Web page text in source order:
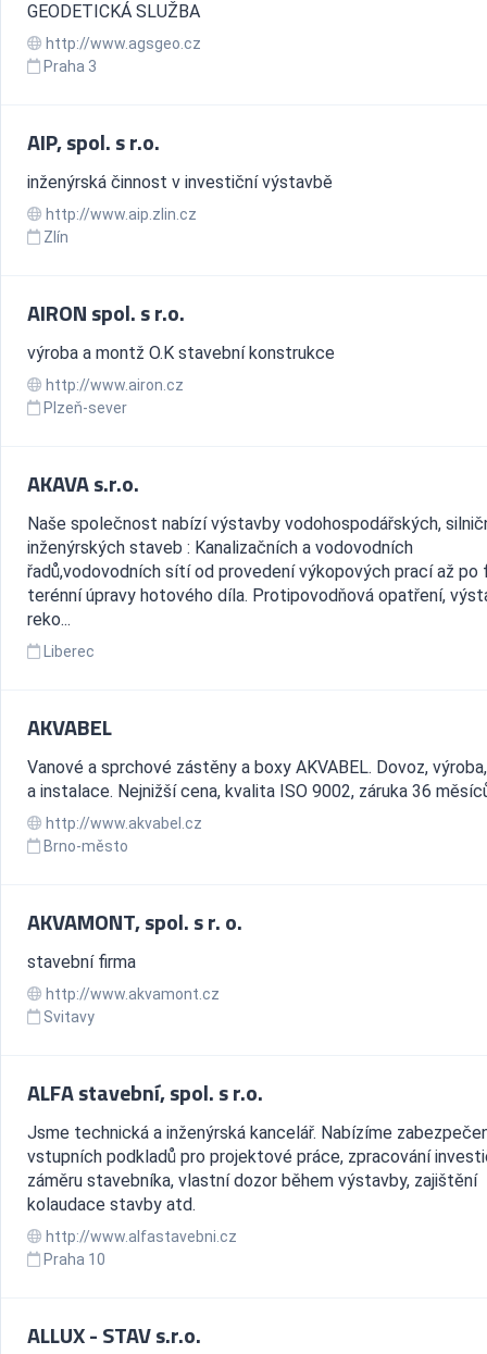
GEODETICKÁ SLUŽBA
http://www.agsgeo.cz
Praha 3
AIP, spol. s r.o.
inženýrská činnost v investiční výstavbě
http://www.aip.zlin.cz
Zlín
AIRON spol. s r.o.
výroba a montž O.K stavební konstrukce
http://www.airon.cz
Plzeň-sever
AKAVA s.r.o.
Naše společnost nabízí výstavby vodohospodářských,
inženýrských staveb : Kanalizačních a vodovodních
řadů,vodovodních sítí od provedení výkopových prací až po
terénní úpravy hotového díla. Protipovodňová opatření,
reko...
Liberec
AKVABEL
Vanové a sprchové zástěny a boxy AKVABEL. Dovoz,
a instalace. Nejnižší cena, kvalita ISO 9002, záruka 36
http://www.akvabel.cz
Brno-město
AKVAMONT, spol. s r. o.
stavební firma
http://www.akvamont.cz
Svitavy
ALFA stavební, spol. s r.o.
Jsme technická a inženýrská kancelář. Nabízíme
vstupních podkladů pro projektové práce, zpracování
záměru stavebníka, vlastní dozor během výstavby, zajištění
kolaudace stavby atd.
http://www.alfastavebni.cz
Praha 10
ALLUX - STAV s.r.o.